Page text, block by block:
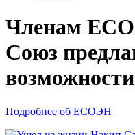
Членам
Союз
Подробнее об ЕСОЭН